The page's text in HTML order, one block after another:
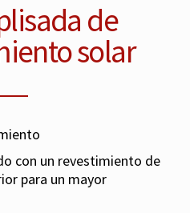
de
solar
con un revestimiento de
para un mayor